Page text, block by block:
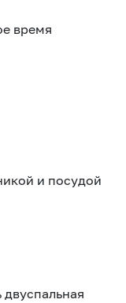
время
и посудой